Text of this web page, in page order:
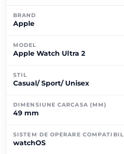
BRAND
Apple
MODEL
Apple Watch Ultra 2
STIL
Casual/ Sport/ Unisex
DIMENSIUNE CARCASA (MM)
49 mm
SISTEM DE OPERARE COMPATIBIL
watchOS